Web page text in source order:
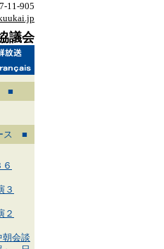
11-905
議会
■
ス ■
３
２
会談